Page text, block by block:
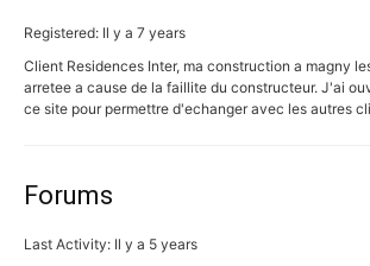
Registered: Il y a 7 years
Client Residences Inter, ma construction a magny
arretee a cause de la faillite du constructeur. J'ai
ce site pour permettre d'echanger avec les autres
Forums
Last Activity: Il y a 5 years